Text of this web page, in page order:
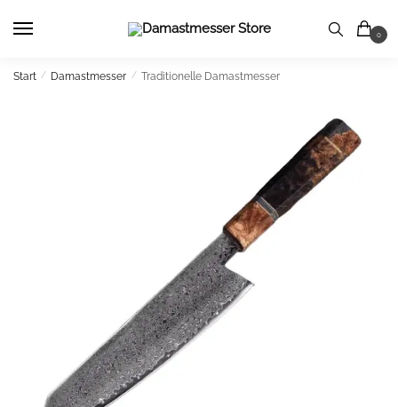
0
Start / Damastmesser / Traditionelle Damastmesser